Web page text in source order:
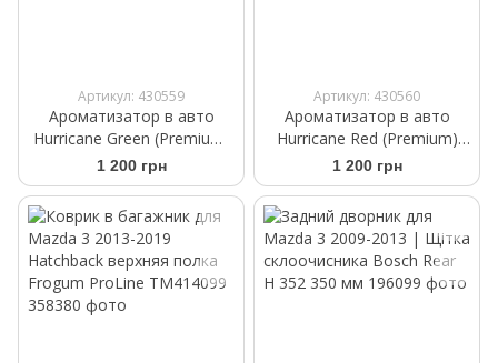
Артикул: 430559
Ароматизатор в авто
Hurricane Green (Premium)
Аромасаше на дефлектор
1 200 грн
Артикул: 430560
Ароматизатор в авто
Hurricane Red (Premium)
Аромасаше на дефлектор
1 200 грн